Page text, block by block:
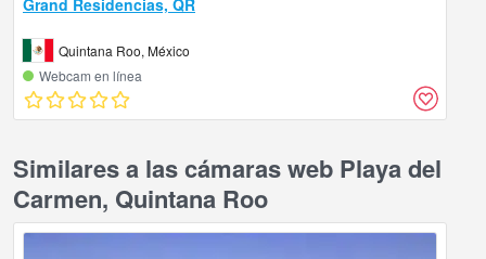
Quintana Roo, México
Webcam en línea
Similares a las cámaras web Playa del
Carmen, Quintana Roo